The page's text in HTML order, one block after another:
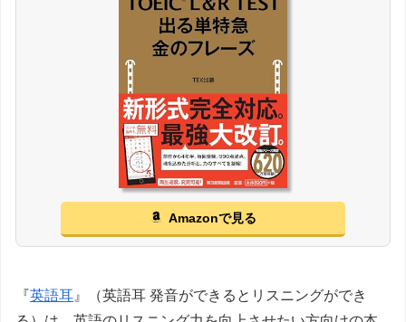
Amazonで見る
『英語耳 』（英語耳 発音ができるとリスニングができ